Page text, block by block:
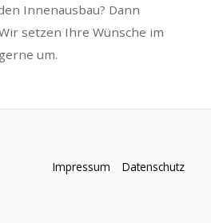
Innenausbau? Dann
setzen Ihre Wünsche im
um.
Impressum Datenschutz